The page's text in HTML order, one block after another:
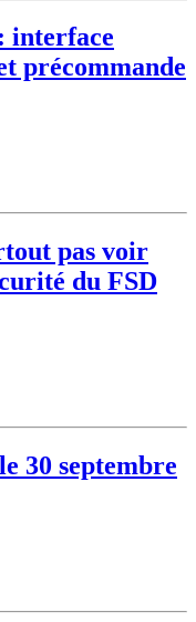
interface
précommande
pas voir
du FSD
30 septembre